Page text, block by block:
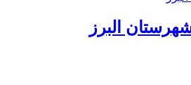
البرز